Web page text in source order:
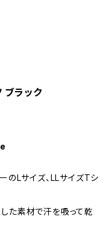
ラック
のLサイズ、LLサイズTシ
た素材で汗を吸って乾